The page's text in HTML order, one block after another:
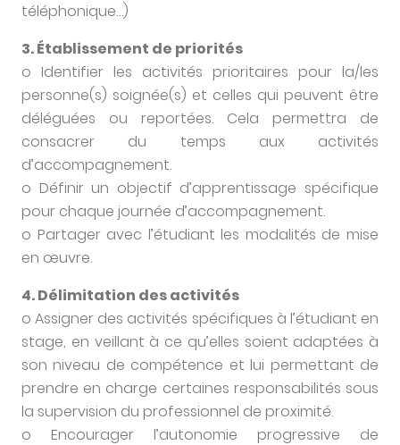
téléphonique…)
3. Établissement de priorités
o Identifier les activités prioritaires pour la/les
personne(s) soignée(s) et celles qui peuvent être
déléguées ou reportées. Cela permettra de
consacrer du temps aux activités
d’accompagnement.
o Définir un objectif d’apprentissage spécifique
pour chaque journée d’accompagnement.
o Partager avec l’étudiant les modalités de mise
en œuvre.
4. Délimitation des activités
o Assigner des activités spécifiques à l’étudiant en
stage, en veillant à ce qu’elles soient adaptées à
son niveau de compétence et lui permettant de
prendre en charge certaines responsabilités sous
la supervision du professionnel de proximité.
o Encourager l’autonomie progressive de